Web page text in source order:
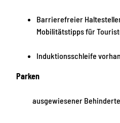
Barrierefreier
Mobilitätstipps für
Induktionsschleife
Parken
ausgewiesener